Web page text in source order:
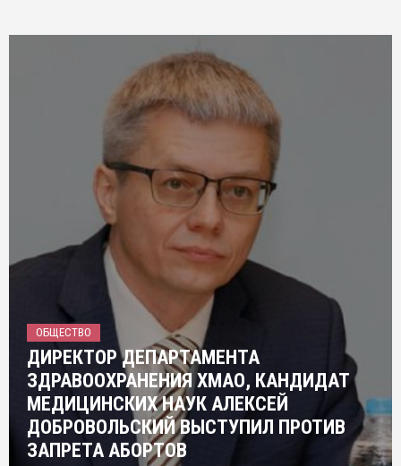
ОБЩЕСТВО
ДИРЕКТОР ДЕПАРТАМЕНТА
ЗДРАВООХРАНЕНИЯ ХМАО, КАНДИДАТ
МЕДИЦИНСКИХ НАУК АЛЕКСЕЙ
ДОБРОВОЛЬСКИЙ ВЫСТУПИЛ ПРОТИВ
ЗАПРЕТА АБОРТОВ